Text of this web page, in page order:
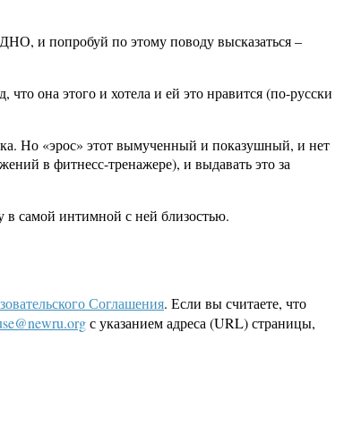
и попробуй по этому поводу высказаться –
что она этого и хотела и ей это нравится (по-русски
Но «эрос» этот вымученный и показушный, и нет
в фитнесс-тренажере), и выдавать это за
в самой интимной с ней близостью.
Соглашения. Если вы считаете, что
с указанием адреса (URL) страницы,